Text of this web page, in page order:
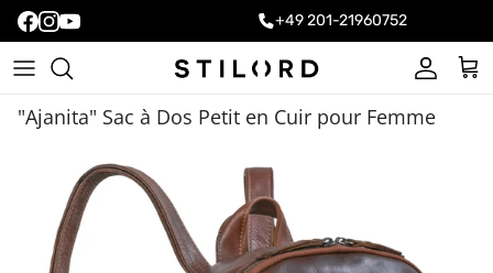
+49 201-21960752
Compte
"Ajanita" Sac à Dos Petit en Cuir pour Femme